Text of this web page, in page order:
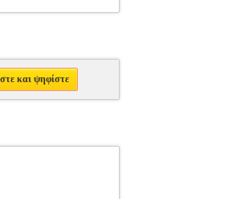
και ψηφίστε